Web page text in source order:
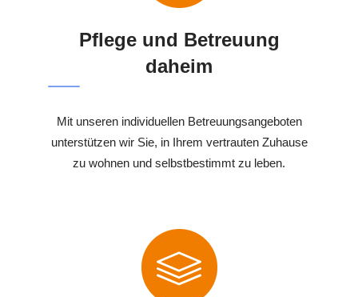
Pflege und Betreuung
daheim
Mit unseren individuellen Betreuungsangeboten
unterstützen wir Sie, in Ihrem vertrauten Zuhause
zu wohnen und selbstbestimmt zu leben.